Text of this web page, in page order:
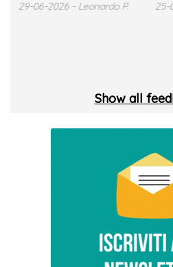
29-06-2026 - Leonardo P.
25-
Show all